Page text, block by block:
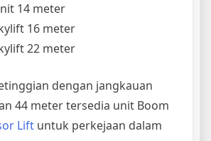
14 meter
16 meter
22 meter
dengan jangkauan
44 meter tersedia unit Boom
Lift untuk perkejaan dalam